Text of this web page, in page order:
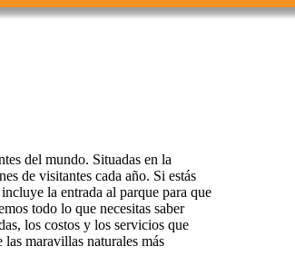
del mundo. Situadas en la
de visitantes cada año. Si estás
la entrada al parque para que
todo lo que necesitas saber
los costos y los servicios que
maravillas naturales más